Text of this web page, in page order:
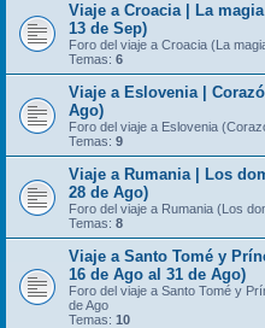
Viaje a Croacia | La
13 de Sep)
Foro del viaje a Croacia (La
Temas: 6
Viaje a Eslovenia |
Ago)
Foro del viaje a Eslovenia
Temas: 9
Viaje a Rumania | Los
28 de Ago)
Foro del viaje a Rumania (Los
Temas: 8
Viaje a Santo Tomé y
16 de Ago al 31 de Ago)
Foro del viaje a Santo Tomé y
de Ago
Temas: 10